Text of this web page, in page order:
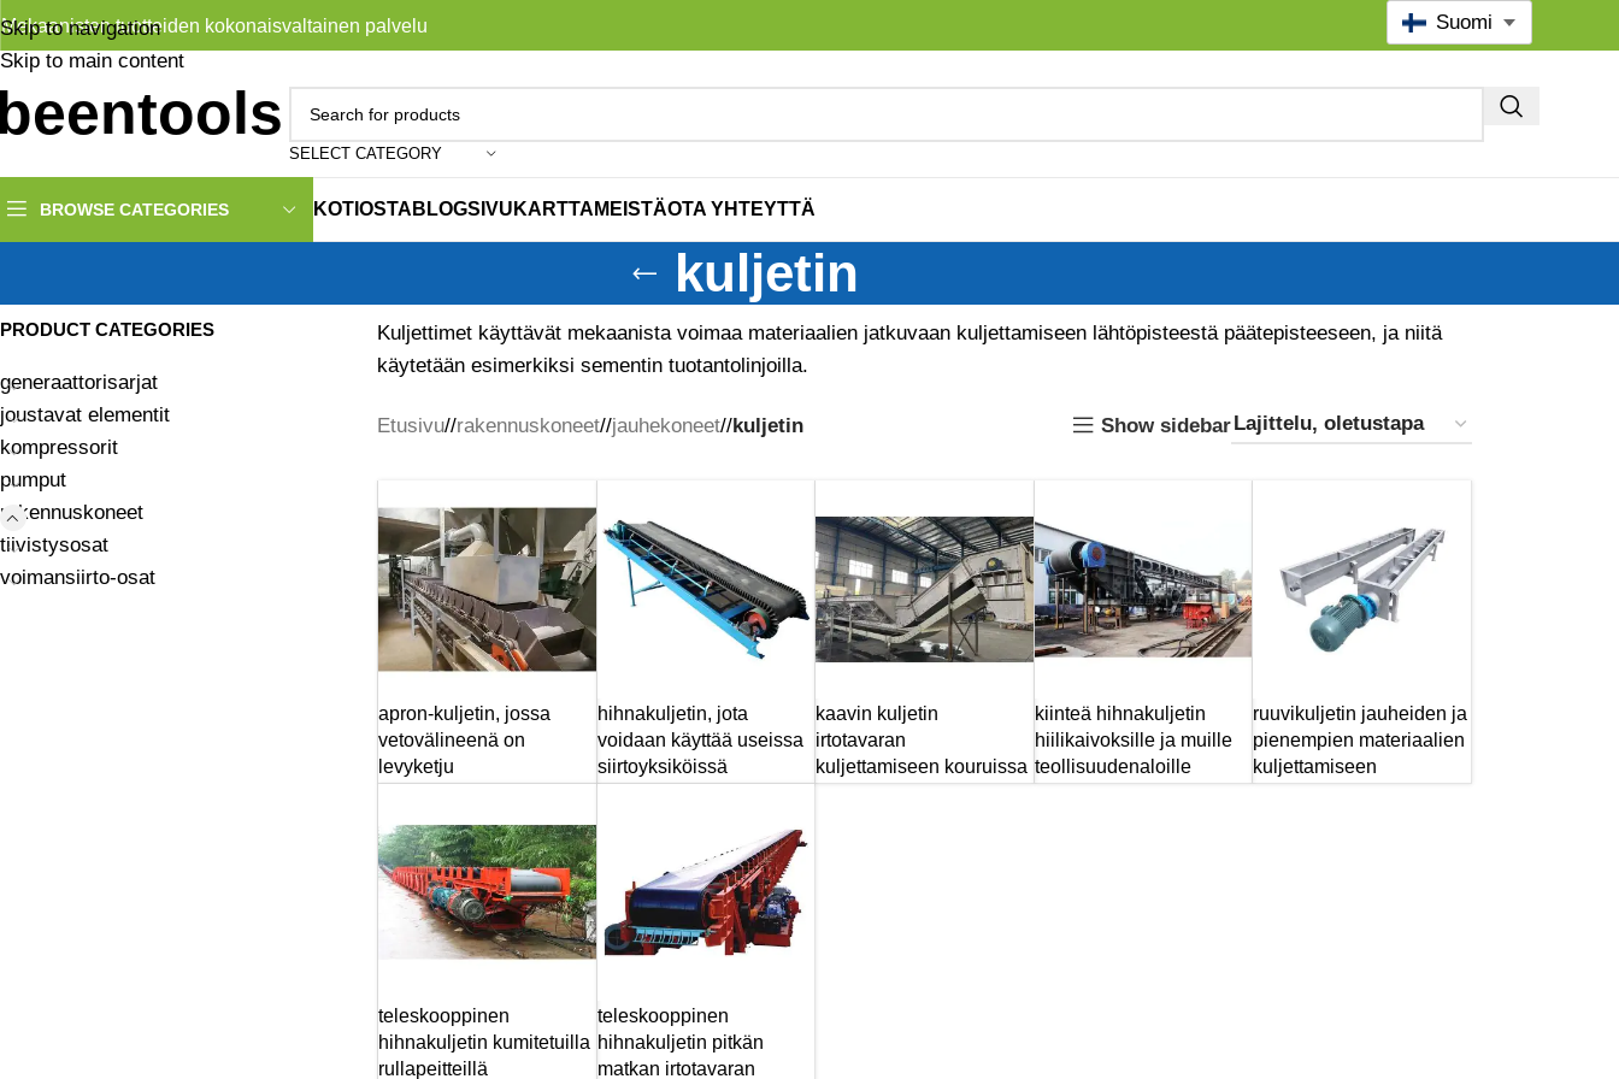
Skip to navigation
Skip to main content
Mekaanisten tuotteiden kokonaisvaltainen palvelu
SELECT CATEGORY
BROWSE CATEGORIES KOTI OSTA BLOGSIVUKARTTA MEISTÄOTA YHTEYTTÄ
Suomi
kuljetin
PRODUCT CATEGORIES
generaattorisarjat
joustavat elementit
kompressorit
pumput
rakennuskoneet
tiivistysosat
voimansiirto-osat
Kuljettimet käyttävät mekaanista voimaa materiaalien jatkuvaan kuljettamiseen lähtöpisteestä päätepisteeseen, ja niitä
käytetään esimerkiksi sementin tuotantolinjoilla.
Etusivu/ rakennuskoneet/ jauhekoneet/ kuljetin Show sidebar
apron-kuljetin, jossa
vetovälineenä on
levyketju
hihnakuljetin, jota
voidaan käyttää useissa
siirtoyksiköissä
kaavin kuljetin
irtotavaran
kuljettamiseen kouruissa
kiinteä hihnakuljetin
hiilikaivoksille ja muille
teollisuudenaloille
ruuvikuljetin jauheiden ja
pienempien materiaalien
kuljettamiseen
teleskooppinen
hihnakuljetin kumitetuilla
rullapeitteillä
teleskooppinen
hihnakuljetin pitkän
matkan irtotavaran